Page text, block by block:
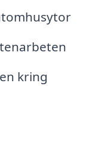
kring